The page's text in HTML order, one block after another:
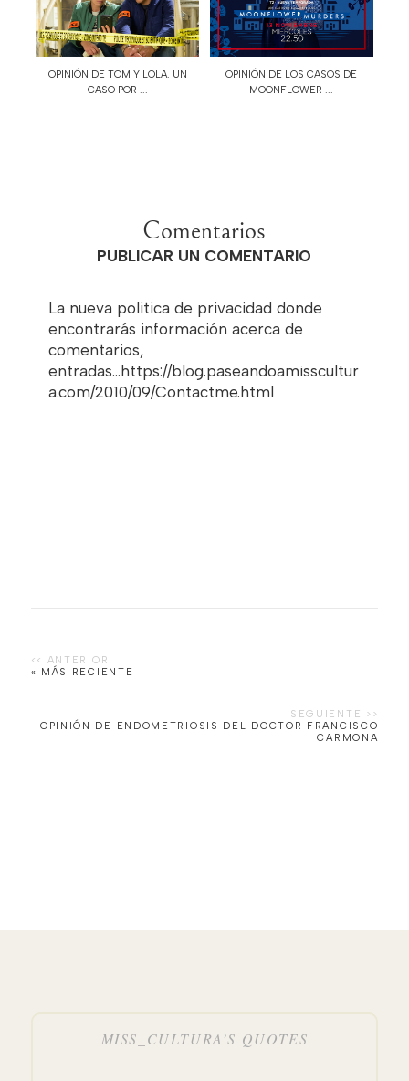
OPINIÓN DE TOM Y LOLA. UN
CASO POR ...
OPINIÓN DE LOS CASOS DE
MOONFLOWER ...
Comentarios
PUBLICAR UN COMENTARIO
La nueva politica de privacidad donde
encontrarás información acerca de
comentarios,
entradas...https://blog.paseandoamisscultur
a.com/2010/09/Contactme.html
« MÁS RECIENTE
OPINIÓN DE ENDOMETRIOSIS DEL DOCTOR FRANCISCO
CARMONA
MISS_CULTURA’S QUOTES